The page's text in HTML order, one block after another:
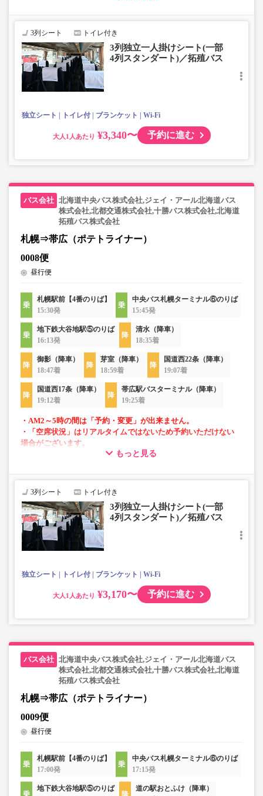
・車内トイレ完備で長旅でも安心。
・車内は常時換気し、清掃・除菌を徹底。
3列シート トイレ付き
3列独立一人掛けシート(一部
4列スタンダート)／拓殖バス
独立シート トイレ付 ブランケット Wi-Fi
大人 ¥3,340〜 予約に進む
北海道中央バス株式会社,ジェイ・アール北海道バス
株式会社,北都交通株式会社,十勝バス株式会社,北海道
拓殖バス株式会社
札幌⇒帯広（ポテトライナー）
0008便
昼行便
札幌駅前【4番のりば】
15:30発
中央バス札幌ターミナル⑥のりば
15:45発
地下鉄大谷地駅⑤のりば
16:13発
清水（降車）
18:35着
御影（降車）
18:47着
芽室（降車）
18:59着
国道西22条（降車）
19:07着
国道西17条（降車）
19:12着
帯広駅バスターミナル（降車）
19:25着
・AM2～5時の間は「予約・変更」が出来ません。
・「空席状況」はリアルタイムではないため予約いただけない
場合がございます。
・1部車両は後方座席は4列シートとなっております。座席指定
・車内トイレ完備で長旅でも安心。
・車内は常時換気し、清掃・除菌を徹底。
もっと見る
3列シート トイレ付き
3列独立一人掛けシート(一部
4列スタンダート)／拓殖バス
独立シート トイレ付 ブランケット Wi-Fi
大人 ¥3,170〜 予約に進む
北海道中央バス株式会社,ジェイ・アール北海道バス
株式会社,北都交通株式会社,十勝バス株式会社,北海道
拓殖バス株式会社
札幌⇒帯広（ポテトライナー）
0009便
昼行便
札幌駅前【4番のりば】
17:00発
中央バス札幌ターミナル⑥のりば
17:15発
地下鉄大谷地駅⑤のりば
道の駅おとふけ（降車）